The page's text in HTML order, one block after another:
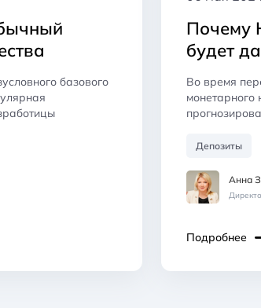
базового
Почему
будет
Во время
монетарного
Депозиты
Анна
Подробнее